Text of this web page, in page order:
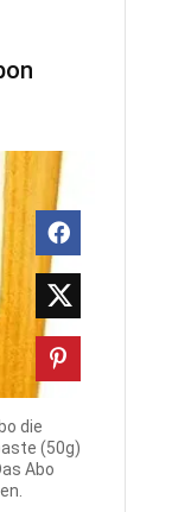
die
(50g)
Abo